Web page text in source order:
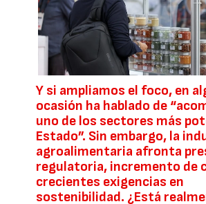
Y si ampliamos el foco, en
ocasión ha hablado de
uno de los sectores más
Estado”. Sin embargo, la
agroalimentaria afronta
regulatoria, incremento de
crecientes exigencias en
sostenibilidad. ¿Está